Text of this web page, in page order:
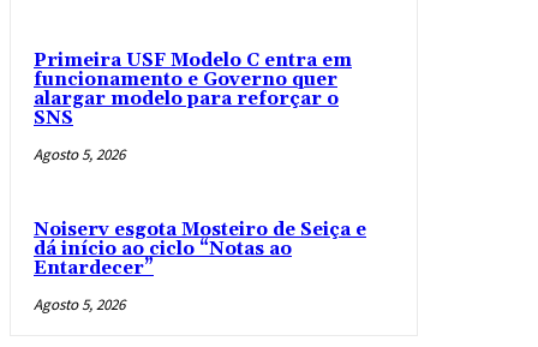
Primeira USF Modelo C entra em
funcionamento e Governo quer
alargar modelo para reforçar o
SNS
Agosto 5, 2026
Noiserv esgota Mosteiro de Seiça e
dá início ao ciclo “Notas ao
Entardecer”
Agosto 5, 2026